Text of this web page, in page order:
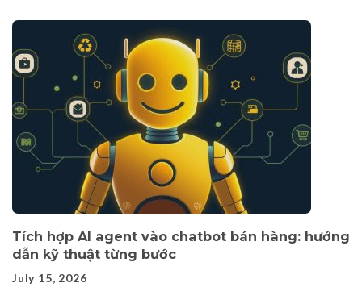
Tích hợp AI agent vào chatbot bán hàng: hướng
dẫn kỹ thuật từng bước
July 15, 2026